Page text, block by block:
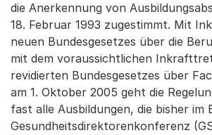
die Anerkennung von
18. Februar 1993 zugestimmt. Mit
neuen Bundesgesetzes über die
mit dem voraussichtlichen
revidierten Bundesgesetzes über
am 1. Oktober 2005 geht die
fast alle Ausbildungen, die bisher im
Gesundheitsdirektorenkonferenz